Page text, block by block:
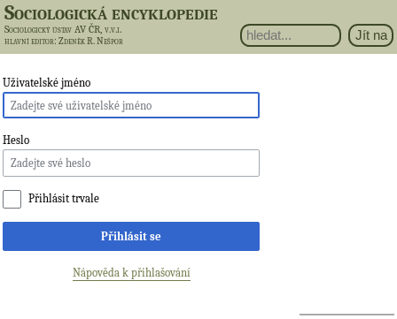
Sociologická encyklopedie
Sociologický ústav AV ČR, v.v.i.
hlavní editor: Zdeněk R. Nešpor
Uživatelské jméno
Heslo
Přihlásit trvale
Přihlásit se
Nápověda k přihlašování